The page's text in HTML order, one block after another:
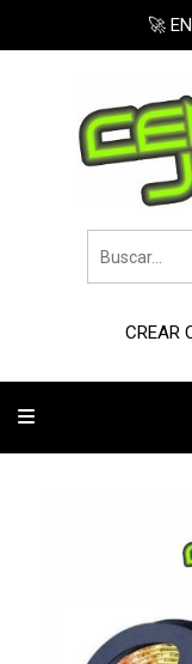
🚀
CREAR